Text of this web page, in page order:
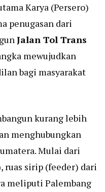
Karya (Persero)
penugasan dari
Jalan Tol Trans
mewujudkan
bagi masyarakat
kurang lebih
menghubungkan
Mulai dari
ruas sirip (feeder) dari
meliputi Palembang